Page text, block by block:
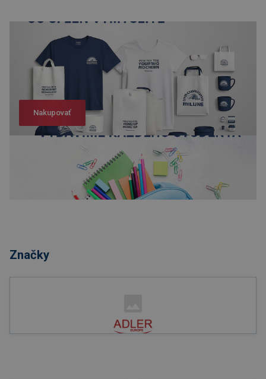
Nakupovať
Značky